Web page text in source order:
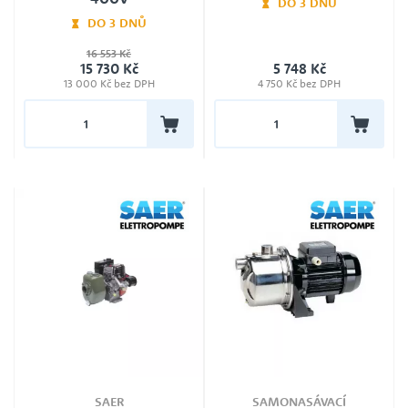
DO 3 DNŮ
Plovák
Ne
16 553 Kč
15 730 Kč
13 000 Kč bez DPH
Záruka
24
5 748 Kč
4 750 Kč bez DPH
SAER SAMONASÁVACÍ